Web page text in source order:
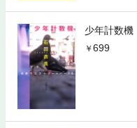
少年計数
699